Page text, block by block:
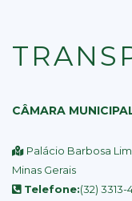
CÂMARA
Palácio Barbosa
Minas Gerais
Telefone:(32) 3313-